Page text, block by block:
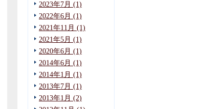
2023年7月 (1)
2022年6月 (1)
2021年11月 (1)
2021年5月 (1)
2020年6月 (1)
2014年6月 (1)
2014年1月 (1)
2013年7月 (1)
2013年1月 (2)